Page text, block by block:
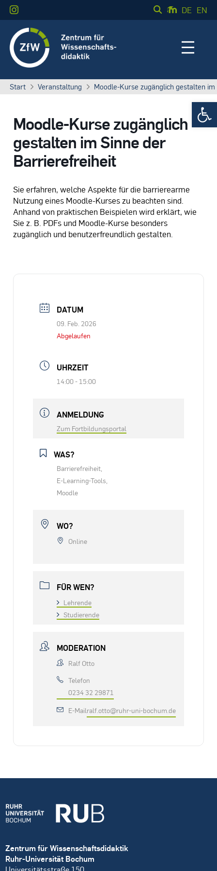
DE EN
Start Veranstaltung Moodle-Kurse zugänglich gestalten
Moodle-Kurse zugänglich
gestalten im Sinne der
Barrierefreiheit
Sie erfahren, welche Aspekte für die barrierearme
Nutzung eines Moodle-Kurses zu beachten sind.
Anhand von praktischen Beispielen wird erklärt, wie
Sie z. B. PDFs und Moodle-Kurse besonders
zugänglich und benutzerfreundlich gestalten.
DATUM
09. Feb. 2026
Abgelaufen
UHRZEIT
14:00 - 15:00
ANMELDUNG
Zum Fortbildungsportal
WAS?
Barrierefreiheit,
E-Learning-Tools,
Moodle
WO?
Online
FÜR WEN?
Lehrende
Studierende
MODERATION
Ralf Otto
Telefon
0234 32 29871
E-Mailralf.otto@ruhr-uni-bochum.de
Zentrum für Wissenschaftsdidaktik
Ruhr-Universität Bochum